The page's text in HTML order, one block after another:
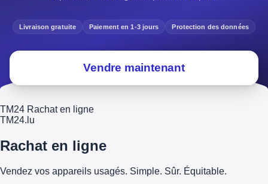
Livraison gratuite Paiement en 1-3 jours Protection des données
Vendre maintenant
TM24 Rachat en ligne
TM24.lu
Rachat en ligne
Vendez vos appareils usagés. Simple. Sûr. Équitable.